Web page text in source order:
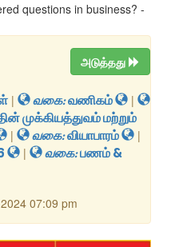
questions in business? -
அடுத்தது
| வகை:வணிகம்
|
முக்கியத்துவம் மற்றும்
| வகை:வியாபாரம்
|
| வகை:பணம் &
07:09 pm